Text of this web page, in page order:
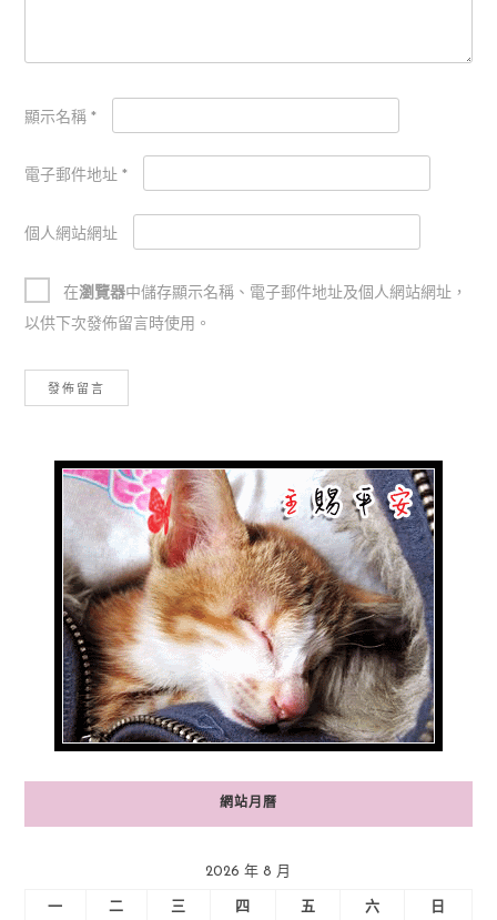
顯示名稱 *
電子郵件地址 *
個人網站網址
在瀏覽器中儲存顯示名稱、電子郵件地址及個人網站網址，
以供下次發佈留言時使用。
網站月曆
2026 年 8 月
一 二 三 四 五 六 日